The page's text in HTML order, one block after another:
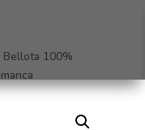
Bellota 100%